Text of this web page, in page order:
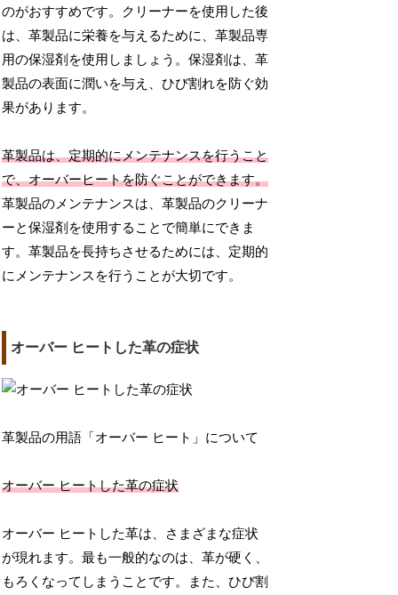
のがおすすめです。クリーナーを使用した後
は、革製品に栄養を与えるために、革製品専
用の保湿剤を使用しましょう。保湿剤は、革
製品の表面に潤いを与え、ひび割れを防ぐ効
果があります。
革製品は、定期的にメンテナンスを行うこと
で、オーバーヒートを防ぐことができます。
革製品のメンテナンスは、革製品のクリーナ
ーと保湿剤を使用することで簡単にできま
す。革製品を長持ちさせるためには、定期的
にメンテナンスを行うことが大切です。
オーバー ヒートした革の症状
革製品の用語「オーバー ヒート」について
オーバー ヒートした革の症状
オーバー ヒートした革は、さまざまな症状
が現れます。最も一般的なのは、革が硬く、
もろくなってしまうことです。また、ひび割